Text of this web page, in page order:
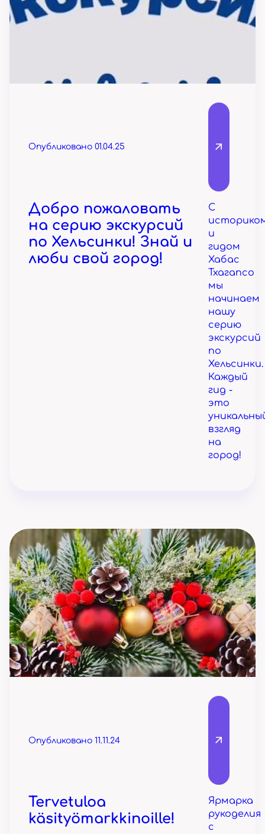
Опубликовано 01.04.25
Добро пожаловать
на серию экскурсий
по Хельсинки! Знай и
люби свой город!
С
и
гидом
Хабас
Тхагапсо
мы
начинаем
нашу
серию
экскурсий
по
Хельсинки.
Каждый
гид -
это
взгляд
на
город!
Опубликовано 11.11.24
Tervetuloa
käsityömarkkinoille!
Ярмарка
рукоделия
с